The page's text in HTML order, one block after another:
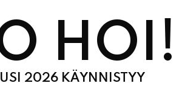
HOI!
2026 KÄYNNISTYY